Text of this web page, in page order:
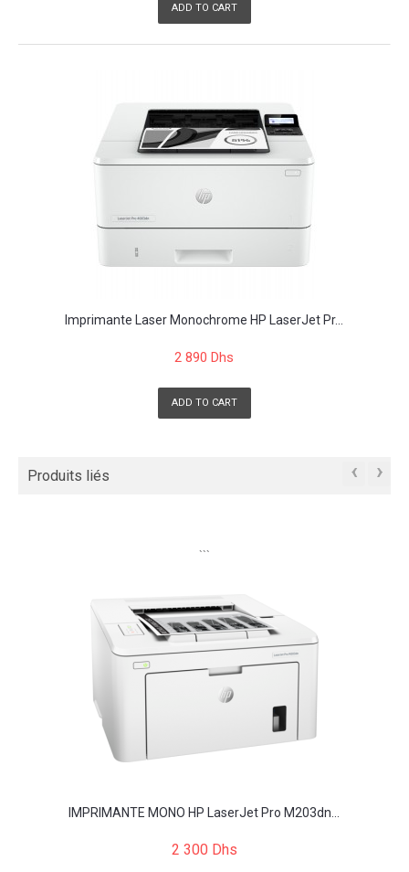
ADD TO CART
Imprimante Laser Monochrome HP LaserJet Pr...
2 890 Dhs
ADD TO CART
Produits liés ‹ ›
```
IMPRIMANTE MONO HP LaserJet Pro M203dn...
2 300 Dhs